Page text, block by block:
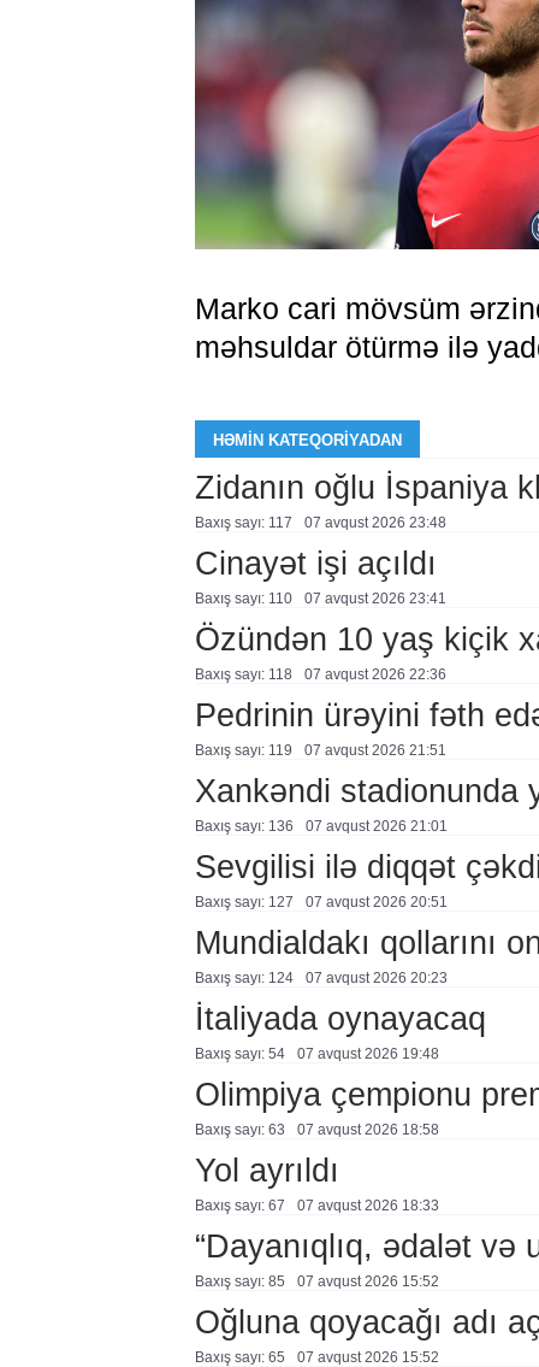
Marko cari mövsüm
məhsuldar ötürmə ilə
HƏMIN KATEQORIYADAN
Zidanın oğlu İspaniya
Baxış sayı: 117 07 avqust 2026 23:48
Cinayət işi açıldı
Baxış sayı: 110 07 avqust 2026 23:41
Özündən 10 yaş kiçik
Baxış sayı: 118 07 avqust 2026 22:36
Pedrinin ürəyini fəth
Baxış sayı: 119 07 avqust 2026 21:51
Xankəndi stadionunda
Baxış sayı: 136 07 avqust 2026 21:01
Sevgilisi ilə diqqət
Baxış sayı: 127 07 avqust 2026 20:51
Mundialdakı qollarını
Baxış sayı: 124 07 avqust 2026 20:23
İtaliyada oynayacaq
Baxış sayı: 54 07 avqust 2026 19:48
Olimpiya çempionu
Baxış sayı: 63 07 avqust 2026 18:58
Yol ayrıldı
Baxış sayı: 67 07 avqust 2026 18:33
“Dayanıqlıq, ədalət
Baxış sayı: 85 07 avqust 2026 15:52
Oğluna qoyacağı adı
Baxış sayı: 65 07 avqust 2026 15:52